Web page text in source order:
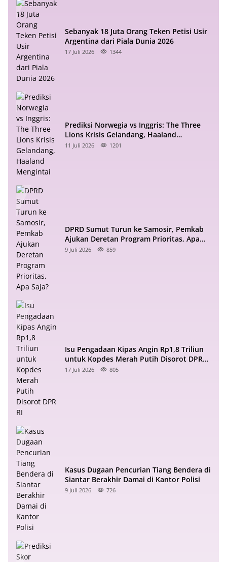
Sebanyak 18 Juta Orang Teken Petisi Usir
Argentina dari Piala Dunia 2026
17 Juli 2026 1344
Prediksi Norwegia vs Inggris: The Three
Lions Krisis Gelandang, Haaland
Mengintai
11 Juli 2026 1201
DPRD Sumut Turun ke Samosir, Pemkab
Ajukan Deretan Program Prioritas, Apa
Saja?
9 Juli 2026 859
Isu Pengadaan Kipas Angin Rp1,8 Triliun
untuk Kopdes Merah Putih Disorot DPR
RI
17 Juli 2026 805
Kasus Dugaan Pencurian Tiang Bendera di
Siantar Berakhir Damai di Kantor Polisi
9 Juli 2026 726